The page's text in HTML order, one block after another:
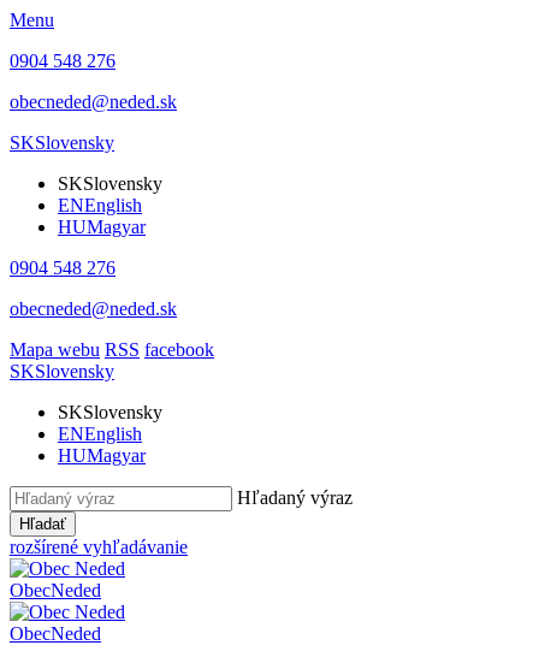
Menu
0904 548 276
obecneded@neded.sk
SKSlovensky
SKSlovensky
ENEnglish
HUMagyar
0904 548 276
obecneded@neded.sk
Mapa webu RSS facebook
SKSlovensky
SKSlovensky
ENEnglish
HUMagyar
Hľadaný výraz
Hľadať
rozšírené vyhľadávanie
ObecNeded
ObecNeded